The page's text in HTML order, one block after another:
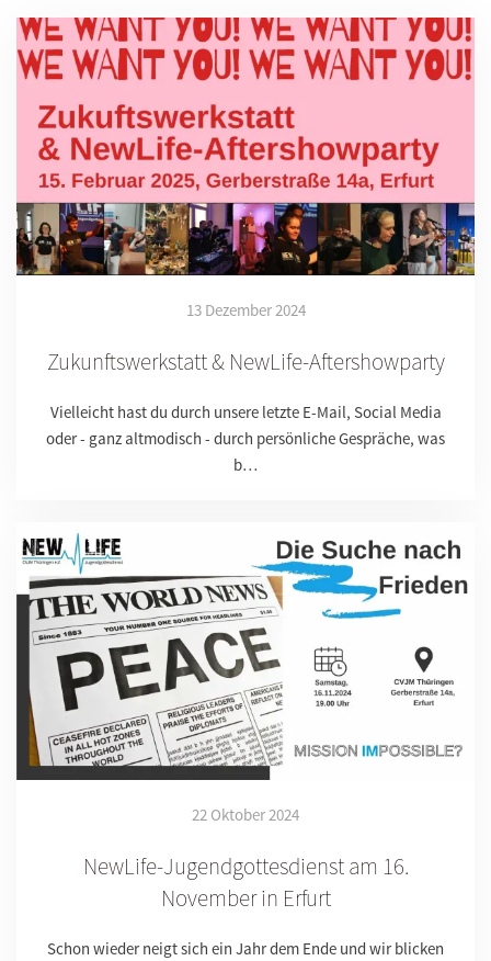
13 Dezember 2024
Zukunftswerkstatt & NewLife-Aftershowparty
Vielleicht hast du durch unsere letzte E-Mail, Social Media
oder - ganz altmodisch - durch persönliche Gespräche, was
b…
22 Oktober 2024
NewLife-Jugendgottesdienst am 16.
November in Erfurt
Schon wieder neigt sich ein Jahr dem Ende und wir blicken